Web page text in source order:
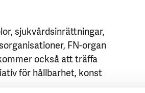
sjukvårdsinrättningar,
FN-organ
också att träffa
för hållbarhet, konst